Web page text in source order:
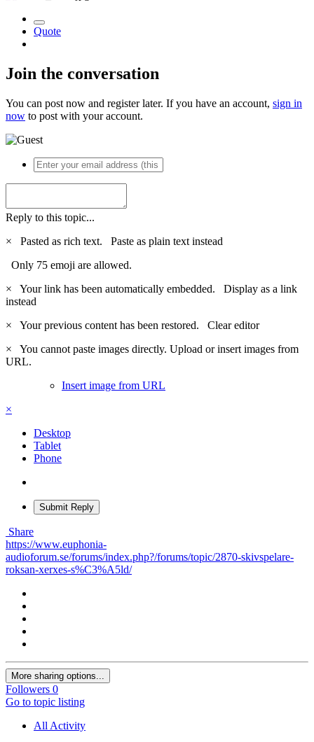
Quote
Join the conversation
You can post now and register later. If you have an account, sign in
now to post with your account.
Reply to this topic...
×
Pasted as rich text. Paste as plain text instead
Only 75 emoji are allowed.
×
Your link has been automatically embedded. Display as a link
instead
×
Your previous content has been restored. Clear editor
×
You cannot paste images directly. Upload or insert images from
URL.
Insert image from URL
×
Desktop
Tablet
Phone
Submit Reply
Share
https://www.euphonia-
audioforum.se/forums/index.php?/forums/topic/2870-skivspelare-
roksan-xerxes-s%C3%A5ld/
More sharing options...
Followers 0
Go to topic listing
All Activity